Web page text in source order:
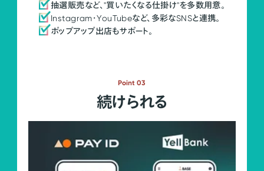
抽選販売など、"買いたくなる仕掛け"を多数用意。
Instagram・YouTubeなど、多彩なSNSと連携。
ポップアップ出店もサポート。
Point 03
続けられる